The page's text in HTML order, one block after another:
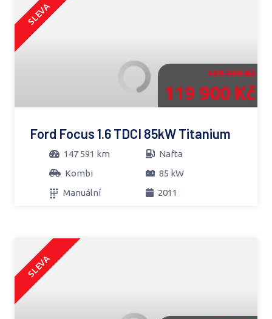
SLEVA
139 900 Kč
119 900 Kč
Ford Focus 1.6 TDCI 85kW Titanium
147 591 km
Nafta
Kombi
85 kW
Manuální
2011
SLEVA